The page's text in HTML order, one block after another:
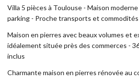
Villa 5 pièces à Toulouse - Maison
parking - Proche transports et commodités
Maison en pierres avec beaux volumes et
idéalement située près des commerces -
inclus
Charmante maison en pierres rénovée au